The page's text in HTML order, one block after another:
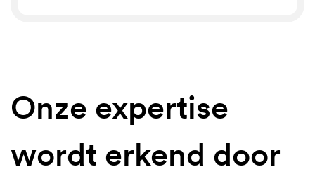
Onze expertise
wordt erkend door